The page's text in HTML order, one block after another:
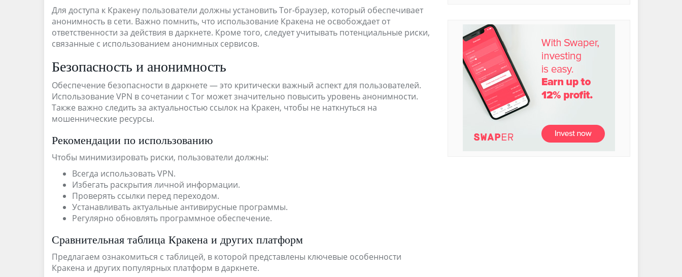
Для доступа к Кракену пользователи должны установить Tor-браузер, который обеспечивает
анонимность в сети. Важно помнить, что использование Кракена не освобождает от
ответственности за действия в даркнете. Кроме того, следует учитывать потенциальные риски,
связанные с использованием анонимных сервисов.
Безопасность и анонимность
Обеспечение безопасности в даркнете — это критически важный аспект для пользователей.
Использование VPN в сочетании с Tor может значительно повысить уровень анонимности.
Также важно следить за актуальностью ссылок на Кракен, чтобы не наткнуться на
мошеннические ресурсы.
Рекомендации по использованию
Чтобы минимизировать риски, пользователи должны:
Всегда использовать VPN.
Избегать раскрытия личной информации.
Проверять ссылки перед переходом.
Устанавливать актуальные антивирусные программы.
Регулярно обновлять программное обеспечение.
Сравнительная таблица Кракена и других платформ
Предлагаем ознакомиться с таблицей, в которой представлены ключевые особенности
Кракена и других популярных платформ в даркнете.